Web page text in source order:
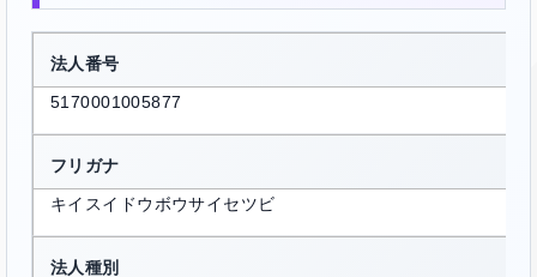
法人番号
5170001005877
フリガナ
キイスイドウボウサイセツビ
法人種別